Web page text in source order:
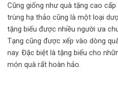
Cũng giống như quà tặng cao
trùng hạ thảo cũng là một loại
tặng biếu được nhiều người ưa
Tạng cũng được xếp vào dòng
nay. Đặc biệt là tặng biếu cho
món quà rất hoàn hảo.